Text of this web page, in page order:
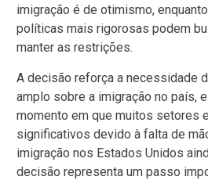
imigração é de otimismo,
políticas mais rigorosas podem
manter as restrições.
A decisão reforça a necessidade
amplo sobre a imigração no país,
momento em que muitos setores
significativos devido à falta de
imigração nos Estados Unidos
decisão representa um passo